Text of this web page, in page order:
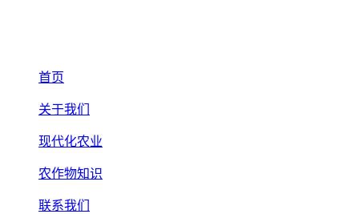
首页
关于我们
现代化农业
农作物知识
联系我们